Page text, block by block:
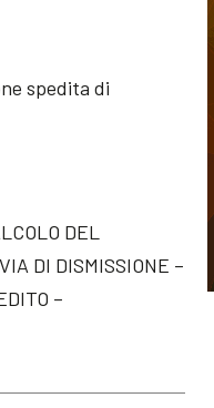
spedita di
DEL
DI DISMISSIONE –
–